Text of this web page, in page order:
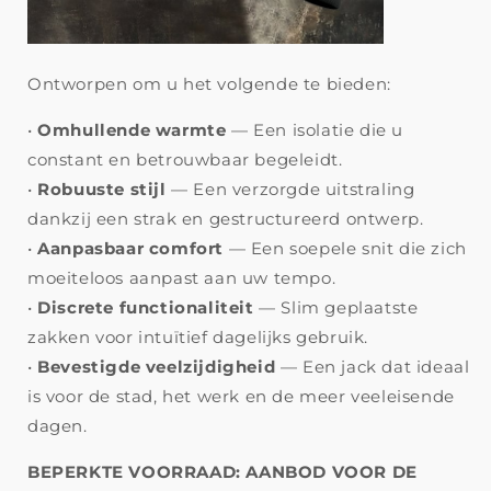
Ontworpen om u het volgende te bieden:
•Omhullende warmte — Een isolatie die u
constant en betrouwbaar begeleidt.
• Robuuste stijl — Een verzorgde uitstraling
dankzij een strak en gestructureerd ontwerp.
•Aanpasbaar comfort — Een soepele snit die zich
moeiteloos aanpast aan uw tempo.
• Discrete functionaliteit — Slim geplaatste
zakken voor intuïtief dagelijks gebruik.
• Bevestigde veelzijdigheid — Een jack dat ideaal
is voor de stad, het werk en de meer veeleisende
dagen.
BEPERKTE VOORRAAD: AANBOD VOOR DE